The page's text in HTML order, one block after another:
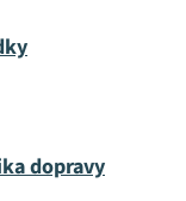
dopravy